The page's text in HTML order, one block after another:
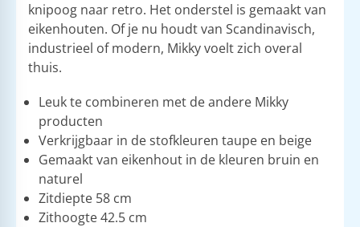
knipoog naar retro. Het onderstel is gemaakt van
eikenhouten. Of je nu houdt van Scandinavisch,
industrieel of modern, Mikky voelt zich overal
thuis.
Leuk te combineren met de andere Mikky
producten
Verkrijgbaar in de stofkleuren taupe en beige
Gemaakt van eikenhout in de kleuren bruin en
naturel
Zitdiepte 58 cm
Zithoogte 42.5 cm